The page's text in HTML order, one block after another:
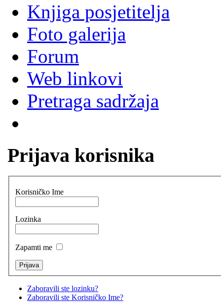
Knjiga posjetitelja
Foto galerija
Forum
Web linkovi
Pretraga sadržaja
Prijava korisnika
Korisničko Ime
Lozinka
Zapamti me
Zaboravili ste lozinku?
Zaboravili ste Korisničko Ime?